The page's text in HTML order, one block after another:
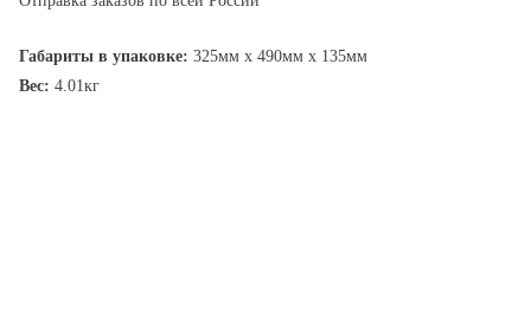
Габариты в упаковке: 325мм x 490мм x 135мм
Вес: 4.01кг